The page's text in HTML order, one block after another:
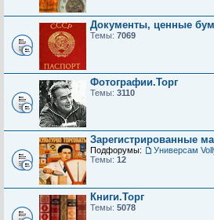
Документы, ценные
Темы: 7069
Фотографии.Торг
Темы: 3110
Зарегистрированные
Подфорумы: Универсам
Темы: 12
Книги.Торг
Темы: 5078